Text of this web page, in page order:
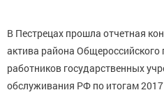
В Пестрецах прошла отчетная
актива района
работников государственных
обслуживания РФ по итогам